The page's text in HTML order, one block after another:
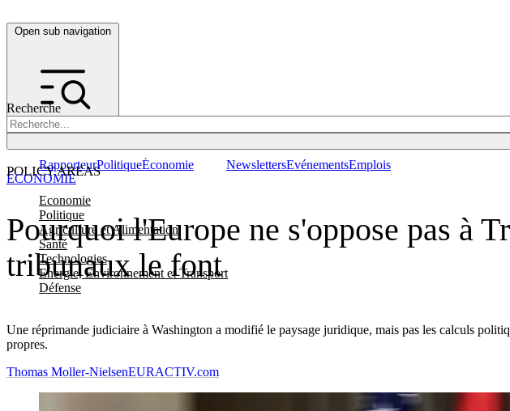
Open sub navigation
Recherche
POLICY AREAS
Economie
Politique
Agriculture et Alimentation
Santé
Technologies
Energie, Environnement et Transport
Défense
RapporteurPolitiqueÉconomie NewslettersEvénementsEmplois
Pourquoi l'Europe ne s'oppose pas à
tribunaux le font
Une réprimande judiciaire à Washington a modifié le paysage juridique, mais pas les calculs
propres.
ÉCONOMIE
Thomas Moller-NielsenEURACTIV.com